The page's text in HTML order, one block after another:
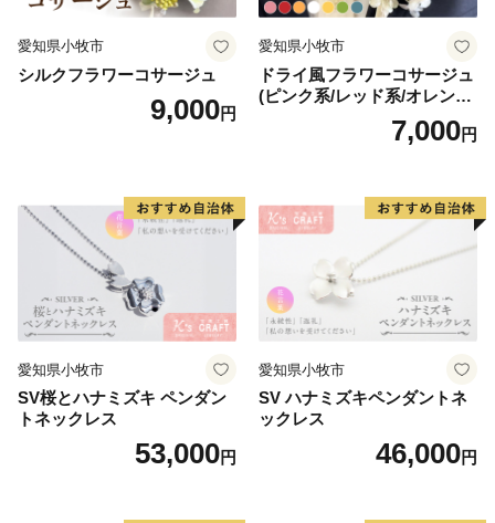
愛知県小牧市
シルクフラワーコサージュ
9,000円
愛知県小牧市
ドライ風フラワーコサージュ
(ピンク系/レッド系/オレンジ
系/ホワイト系/イエロー系/グ
リーン系/ブルー系）7,000円
愛知県小牧市
SV桜とハナミズキ ペンダン
トネックレス
53,000円
愛知県小牧市
SV ハナミズキペンダントネ
ックレス
46,000円